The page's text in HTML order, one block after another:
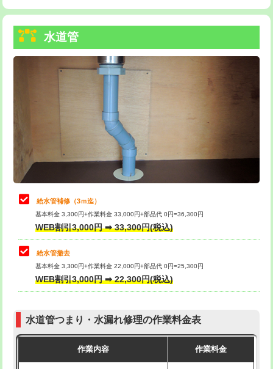
給水管工事※（ライニング鋼管・銅
管・ポリ管・HT管使用/3ｍまで)
給水管工事※（ライニング鋼管・銅
管・ポリ管・HT管使用/3ｍ超え)
排水管工事（土の掘削・埋め戻し作
11,000円~
排水管工事（排水管工事/3ｍまで） 55,000円
排水管工事（追加 排水管工事/3ｍ超
マス交換（土の掘削・埋め戻し作業）
マス交換（深さ50㎝未満）
マス交換（深さ50㎝以上）
コンクリート斫り（厚さ10㎝まで）
モルタル補修（厚さ10㎝超え） 38,500円
トーラー機使用/3mまで
追加トーラー機使用/3m超え
33,000円
8,800円
止水・漏水調査・防水処理・清掃・修
理・調整・分解・加工など（軽作業）
11,000円
止水・漏水調査・防水処理・清掃・修
理・調整・分解・加工など（中作業）
止水・漏水調査・防水処理・清掃・修
理・調整・分解・加工など（重作業）
33,000円
その他部品の脱着
交換・取付（タンク）
式）)
式・ワンホール）)
水道管
給水管補修（3ｍ迄）
基本料金 3,300円+作業料金 33,000円+部品代 0円=36,300円
WEB割引3,000円 ➡ 33,300円(税込)
給水管撤去
基本料金 3,300円+作業料金 22,000円+部品代 0円=25,300円
WEB割引3,000円 ➡ 22,300円(税込)
水道管つまり・水漏れ修理の作業料金表
作業内容 作業料金